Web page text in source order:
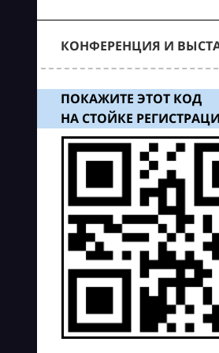
КОНФЕРЕНЦИЯ И
ПОКАЖИТЕ ЭТОТ КОД
НА СТОЙКЕ